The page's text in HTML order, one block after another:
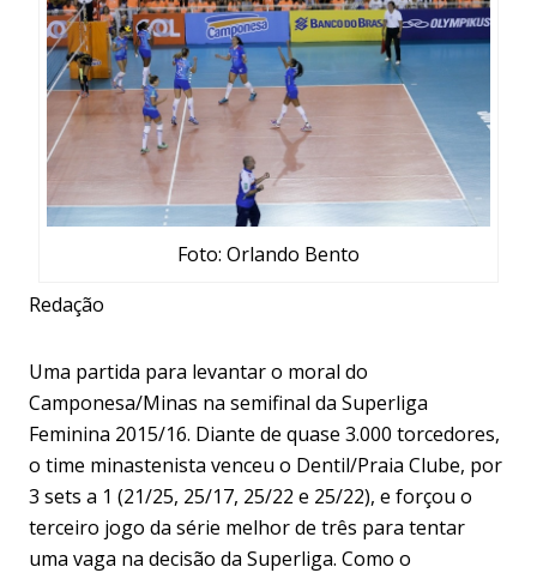
Foto: Orlando Bento
Redação
Uma partida para levantar o moral do
Camponesa/Minas na semifinal da Superliga
Feminina 2015/16. Diante de quase 3.000 torcedores,
o time minastenista venceu o Dentil/Praia Clube, por
3 sets a 1 (21/25, 25/17, 25/22 e 25/22), e forçou o
terceiro jogo da série melhor de três para tentar
uma vaga na decisão da Superliga. Como o